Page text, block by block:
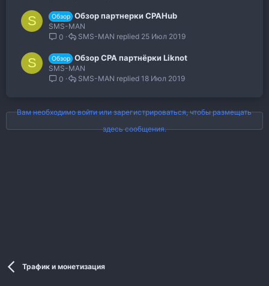
S Обзор Обзор партнерки CPAHub
SMS-MAN
0
25 Июл 2019
SMS-MAN
S Обзор Обзор CPA партнёрки Liknot
SMS-MAN
0
18 Июл 2019
SMS-MAN
Вам необходимо войти или зарегистрироваться, чтобы размещать
здесь сообщения.
Трафик и монетизация